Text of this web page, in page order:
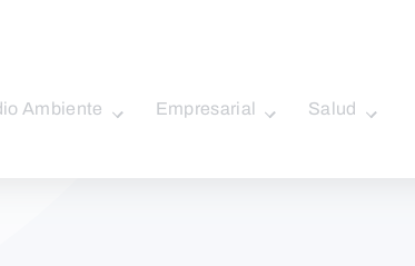
Ambiente Empresarial Salud